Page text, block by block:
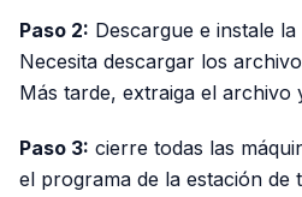
Paso 2: Descargue e instale
Necesita descargar los
Más tarde, extraiga el archivo
Paso 3: cierre todas las
el programa de la estación de